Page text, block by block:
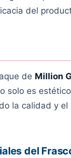
del
de Million
solo es
la calidad y
del